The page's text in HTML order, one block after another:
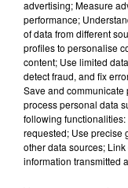
20 juillet 2026
UNE
OPÉRER DE
La famille a
reconnu sa
advertising; Measure
performance;
of data from different
profiles to personalise
content; Use limited
detect fraud, and fix
Save and
process personal data
following
requested; Use precise
other data sources;
information transmitted